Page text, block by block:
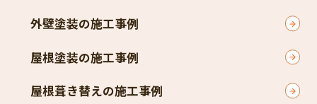
外壁塗装の施工事例
屋根塗装の施工事例
屋根葺き替えの施工事例